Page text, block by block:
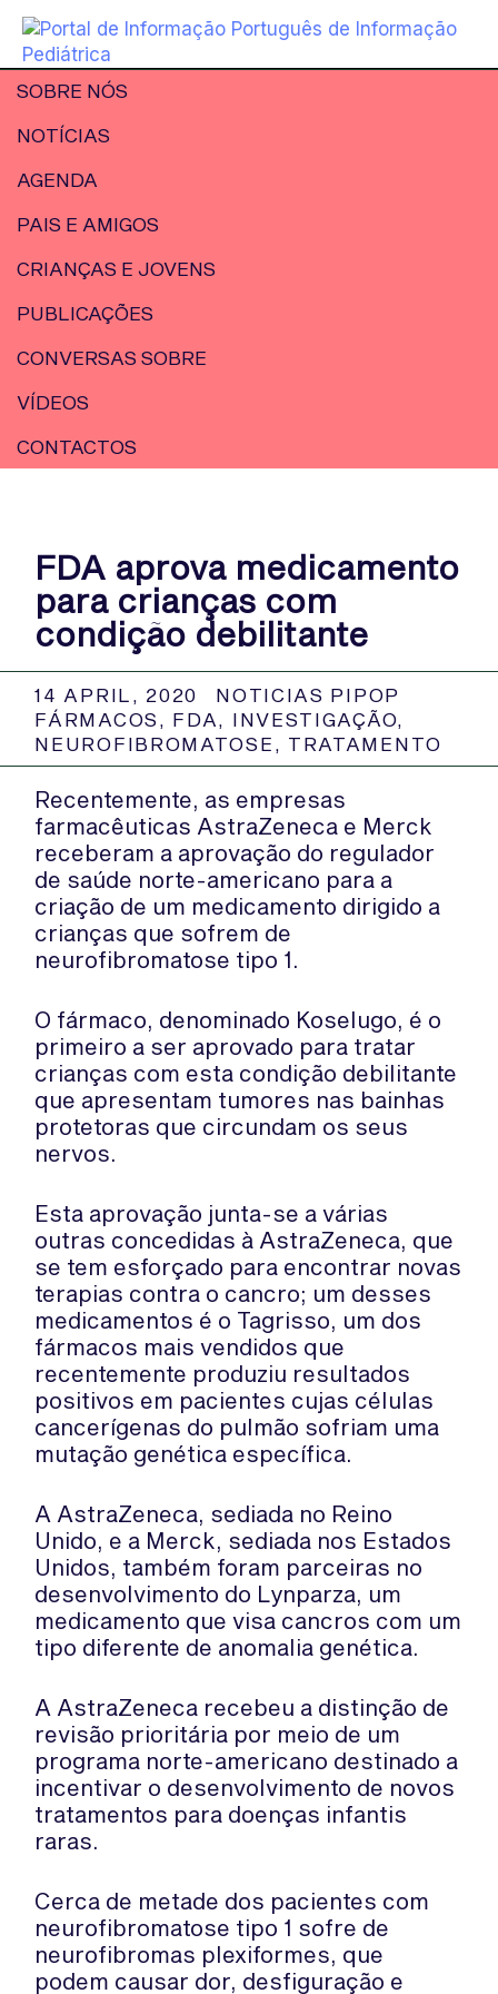
SOBRE NÓS
NOTÍCIAS
AGENDA
PAIS E AMIGOS
CRIANÇAS E JOVENS
PUBLICAÇÕES
CONVERSAS SOBRE
VÍDEOS
CONTACTOS
FDA aprova medicamento
para crianças com
condição debilitante
14 APRIL, 2020
NOTICIAS PIPOP
FÁRMACOS
FDA INVESTIGAÇÃO
NEUROFIBROMATOSE
TRATAMENTO
Recentemente, as empresas
farmacêuticas AstraZeneca e Merck
receberam a aprovação do regulador
de saúde norte-americano para a
criação de um medicamento dirigido a
crianças que sofrem de
neurofibromatose tipo 1.
O fármaco, denominado Koselugo, é o
primeiro a ser aprovado para tratar
crianças com esta condição debilitante
que apresentam tumores nas bainhas
protetoras que circundam os seus
nervos.
Esta aprovação junta-se a várias
outras concedidas à AstraZeneca, que
se tem esforçado para encontrar novas
terapias contra o cancro; um desses
medicamentos é o Tagrisso, um dos
fármacos mais vendidos que
recentemente produziu resultados
positivos em pacientes cujas células
cancerígenas do pulmão sofriam uma
mutação genética específica.
A AstraZeneca, sediada no Reino
Unido, e a Merck, sediada nos Estados
Unidos, também foram parceiras no
desenvolvimento do Lynparza, um
medicamento que visa cancros com um
tipo diferente de anomalia genética.
A AstraZeneca recebeu a distinção de
revisão prioritária por meio de um
programa norte-americano destinado a
incentivar o desenvolvimento de novos
tratamentos para doenças infantis
raras.
Cerca de metade dos pacientes com
neurofibromatose tipo 1 sofre de
neurofibromas plexiformes, que
podem causar dor, desfiguração e